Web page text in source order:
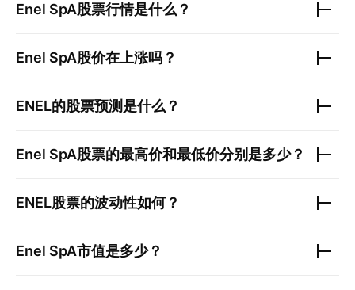
Enel SpA股票行情是什么？
Enel SpA股价在上涨吗？
ENEL的股票预测是什么？
Enel SpA股票的最高价和最低价分别是多少？
ENEL股票的波动性如何？
Enel SpA市值是多少？